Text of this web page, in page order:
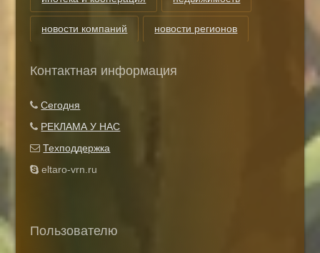
новости компаний новости регионов
Контактная информация
Сегодня
РЕКЛАМА У НАС
Техподдержка
eltaro-vrn.ru
Пользователю